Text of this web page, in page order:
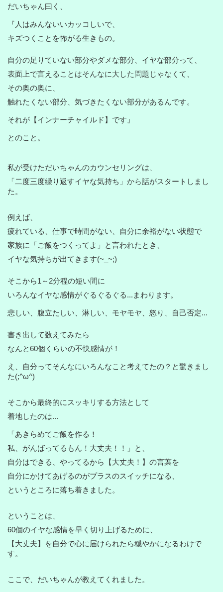
だいちゃん曰く、
『人はみんないいカッコしいで、
キズつくことを怖がる生きもの。
自分の足りていない部分やダメな部分、イヤな部分って、
表面上で言えることはそんなに大した問題じゃなくて、
その奥の奥に、
触れたくない部分、気づきたくない部分があるんです。
それが【インナーチャイルド】です』
とのこと。
私が受けただいちゃんのカウンセリングは、
「二度三度繰り返すイヤな気持ち」から話がスタートしまし
た。
例えば、
疲れている、仕事で時間がない、自分に余裕がない状態で
家族に「ご飯をつくってよ」と言われたとき、
イヤな気持ちが出てきます(~_~;)
そこから1～2分程の短い間に
いろんなイヤな感情がぐるぐるぐる...まわります。
悲しい、腹立たしい、淋しい、モヤモヤ、怒り、自己否定...
書き出して数えてみたら
なんと60個くらいの不快感情が！
え、自分ってそんなにいろんなこと考えてたの？と驚きまし
た(;^ω^)
そこから最終的にスッキリする方法として
着地したのは...
「あきらめてご飯を作る！
私、がんばってるもん！大丈夫！！」と、
自分はできる、やってるから【大丈夫！】の言葉を
自分にかけてあげるのがプラスのスイッチになる、
というところに落ち着きました。
ということは、
60個のイヤな感情を早く切り上げるために、
【大丈夫】を自分で心に届けられたら穏やかになるわけで
す。
ここで、だいちゃんが教えてくれました。